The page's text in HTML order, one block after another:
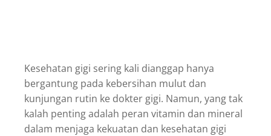
Kesehatan gigi sering kali dianggap hanya
bergantung pada kebersihan mulut dan
kunjungan rutin ke dokter gigi. Namun, yang tak
kalah penting adalah peran vitamin dan mineral
dalam menjaga kekuatan dan kesehatan gigi